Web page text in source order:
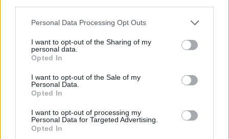
Please note that this website/app uses one or more Google
not limited to your visit or usage behaviour. You may click to
grant or deny consent to Google and its third-party tags to
use your data for below specified purposes in below Google
consent section.
Personal Data Processing Opt Outs
I want to opt-out of the Sharing of my
personal data.
Opted In
I want to opt-out of the Sale of my
Personal Data.
Opted In
I want to opt-out of processing my
Personal Data for Targeted Advertising.
Opted In